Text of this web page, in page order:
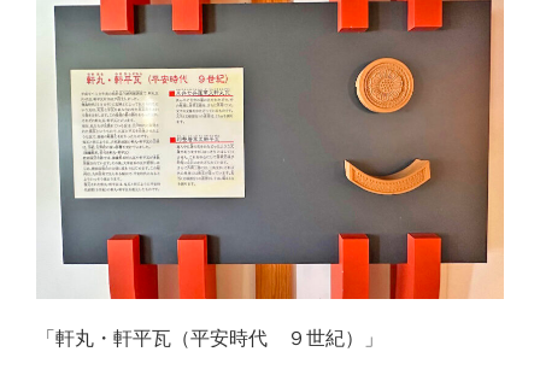
「軒丸・軒平瓦（平安時代 ９世紀）」